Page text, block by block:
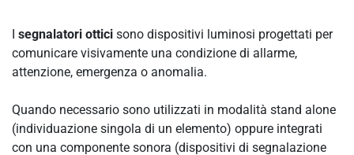
I segnalatori ottici sono dispositivi luminosi progettati per
comunicare visivamente una condizione di allarme,
attenzione, emergenza o anomalia.
Quando necessario sono utilizzati in modalità stand alone
(individuazione singola di un elemento) oppure integrati
con una componente sonora (dispositivi di segnalazione